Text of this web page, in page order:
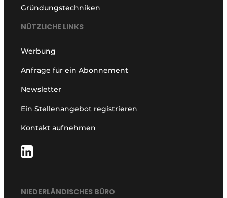
Gründungstechniken
NÜTZLICHE LINKS
Werbung
Anfrage für ein Abonnement
Newsletter
Ein Stellenangebot registrieren
Kontakt aufnehmen
NIEDERLÄNDISCHES BÜRO